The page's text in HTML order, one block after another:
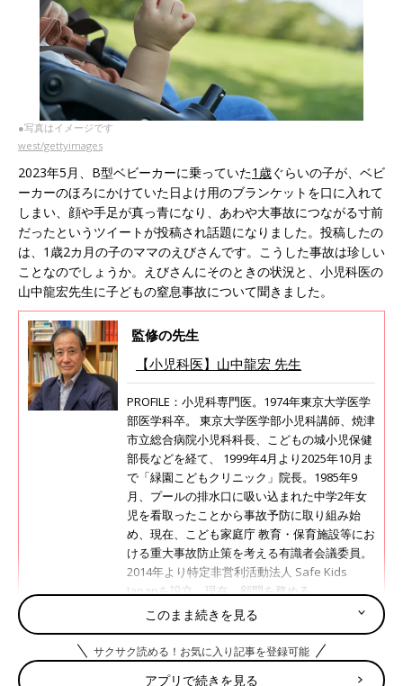
●写真はイメージです
west/gettyimages
2023年5月、B型ベビーカーに乗っていた1歳ぐらいの子が、ベビ
ーカーのほろにかけていた日よけ用のブランケットを口に入れて
しまい、顔や手足が真っ青になり、あわや大事故につながる寸前
だったというツイートが投稿され話題になりました。投稿したの
は、1歳2カ月の子のママのえびさんです。こうした事故は珍しい
ことなのでしょうか。えびさんにそのときの状況と、小児科医の
山中龍宏先生に子どもの窒息事故について聞きました。
監修の先生
【小児科医】山中龍宏 先生
PROFILE：小児科専門医。1974年東京大学医学
部医学科卒。 東京大学医学部小児科講師、焼津
市立総合病院小児科科長、こどもの城小児保健
部長などを経て、 1999年4月より2025年10月ま
で「緑園こどもクリニック」院長。1985年9
月、プールの排水口に吸い込まれた中学2年女
児を看取ったことから事故予防に取り組み始
め、現在、こども家庭庁 教育・保育施設等にお
ける重大事故防止策を考える有識者会議委員。
2014年より特定非営利活動法人 Safe Kids
Japanを設立。現在、顧問を務める。
そのライフジャケット、本当に安全です
か？子どもを水の事故から守るライフジ
このまま続きを見る
サクサク読める！お気に入り記事を登録可能
アプリで続きを見る